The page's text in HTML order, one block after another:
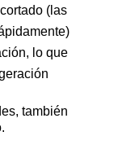
(las
lo que
también